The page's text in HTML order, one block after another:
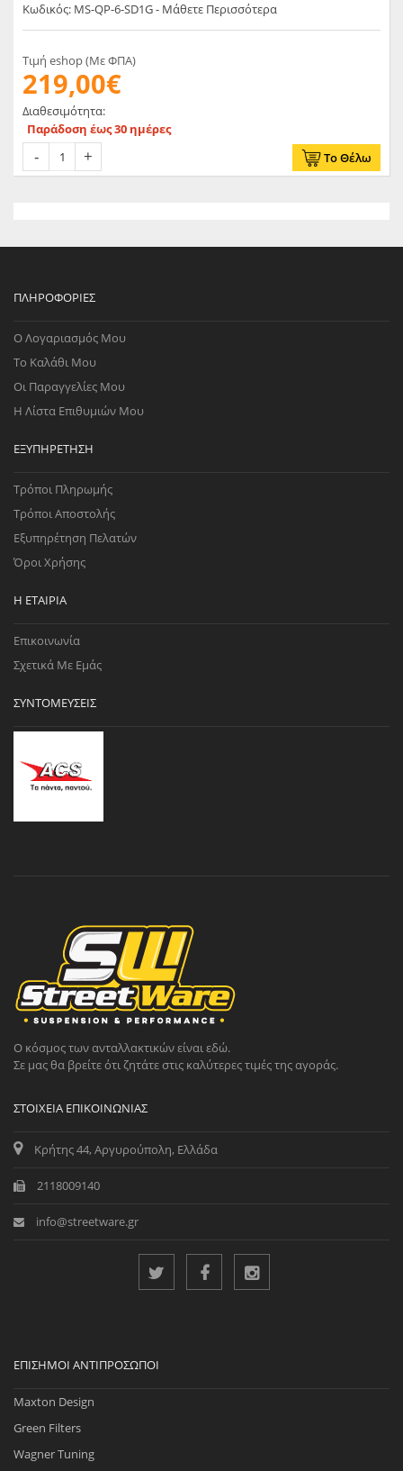
Κωδικός: MS-QP-6-SD1G - Μάθετε Περισσότερα
Τιμή eshop (Με ΦΠΑ)
219,00€
Διαθεσιμότητα:
Παράδοση έως 30 ημέρες
Το Θέλω
ΠΛΗΡΟΦΟΡΊΕΣ
Ο Λογαριασμός Μου
Το Καλάθι Μου
Οι Παραγγελίες Μου
Η Λίστα Επιθυμιών Μου
ΕΞΥΠΗΡΈΤΗΣΗ
Τρόποι Πληρωμής
Τρόποι Αποστολής
Εξυπηρέτηση Πελατών
Όροι Χρήσης
Η ΕΤΑΙΡΊΑ
Επικοινωνία
Σχετικά Με Εμάς
ΣΥΝΤΟΜΕΎΣΕΙΣ
Ο κόσμος των ανταλλακτικών είναι εδώ.
Σε μας θα βρείτε ότι ζητάτε στις καλύτερες τιμές της αγοράς.
ΣΤΟΙΧΕΊΑ ΕΠΙΚΟΙΝΩΝΊΑΣ
Κρήτης 44, Αργυρούπολη, Ελλάδα
2118009140
info@streetware.gr
ΕΠΊΣΗΜΟΙ ΑΝΤΙΠΡΌΣΩΠΟΙ
Maxton Design
Green Filters
Wagner Tuning